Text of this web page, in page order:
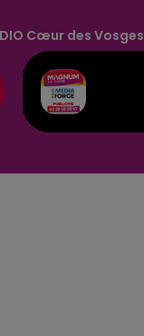
Cœur des Vosges